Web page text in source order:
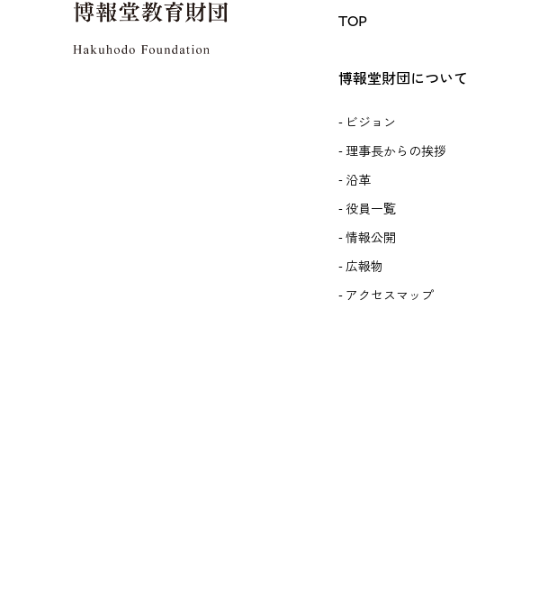
TOP
博報堂財団について
ビジョン
理事長からの挨拶
沿革
役員一覧
情報公開
広報物
アクセスマップ